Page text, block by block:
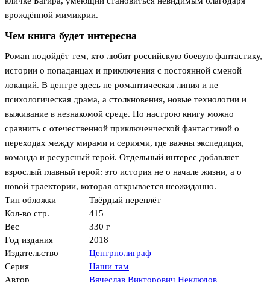
врождённой мимикрии.
Чем книга будет интересна
Роман подойдёт тем, кто любит российскую боевую фантастику,
истории о попаданцах и приключения с постоянной сменой
локаций. В центре здесь не романтическая линия и не
психологическая драма, а столкновения, новые технологии и
выживание в незнакомой среде. По настрою книгу можно
сравнить с отечественной приключенческой фантастикой о
переходах между мирами и сериями, где важны экспедиция,
команда и ресурсный герой. Отдельный интерес добавляет
взрослый главный герой: это история не о начале жизни, а о
новой траектории, которая открывается неожиданно.
Тип обложки
Твёрдый переплёт
Кол-во стр.
415
Вес
330 г
Год издания
2018
Издательство
Центрполиграф
Серия
Наши там
Автор
Вячеслав Викторович Неклюдов